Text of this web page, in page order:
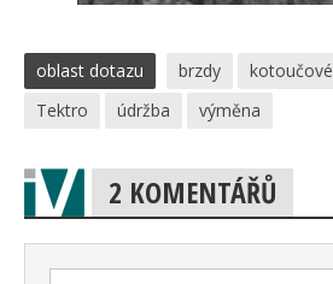
oblast dotazu brzdy kotoučové
Tektro
údržba výměna
2 KOMENTÁŘŮ